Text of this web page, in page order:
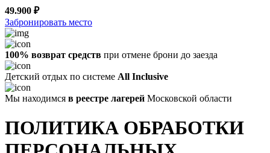
49.900 ₽
Забронировать место
100% возврат средств при отмене брони до заезда
Детский отдых по системе All Inclusive
Мы находимся в реестре лагерей Московской области
ПОЛИТИКА ОБРАБОТКИ